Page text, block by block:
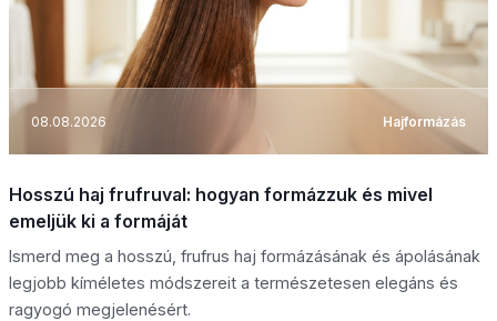
08.08.2026 Hajformázás
Hosszú haj frufruval: hogyan formázzuk és mivel
emeljük ki a formáját
Ismerd meg a hosszú, frufrus haj formázásának és ápolásának
legjobb kíméletes módszereit a természetesen elegáns és
ragyogó megjelenésért.